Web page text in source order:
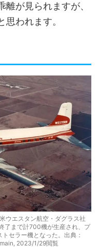
が見られますが、
われます。
ウエスタン航空・ダグラス社
了まで計700機が生産され、プ
セラー機となった。出典：
2023/1/29閲覧